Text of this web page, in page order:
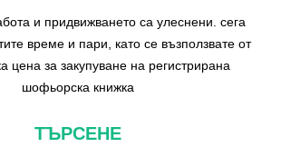
и придвижването са улеснени. сега
време и пари, като се възползвате от
цена за закупуване на регистрирана
шофьорска книжка
ТЪРСЕНЕ